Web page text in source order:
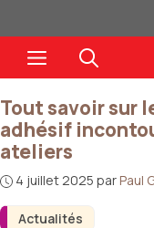
au
contenuMenu
Actualités
Tout savoir sur
adhésif
ateliers
4 juillet 2025 parPaul